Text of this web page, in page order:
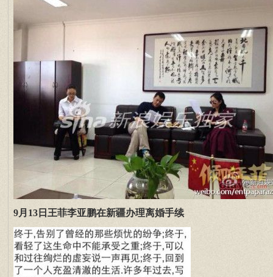
9月13日王菲李亚鹏在新疆办理离婚手续